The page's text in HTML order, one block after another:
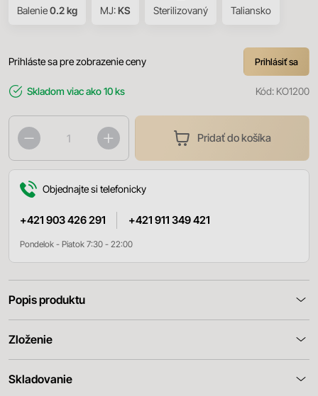
Balenie0.2 kg MJ:KS Sterilizovaný Taliansko
Prihláste sa pre zobrazenie ceny Prihlásiť sa
Skladom viac ako 10 ks Kód: KO1200
Pridať do košíka
Objednajte si telefonicky
+421 903 426 291 +421 911 349 421
Pondelok - Piatok 7:30 - 22:00
Popis produktu
Zloženie
Skladovanie